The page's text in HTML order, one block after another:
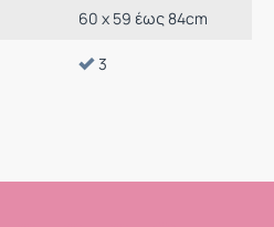
60 x 59 έως 84cm
3